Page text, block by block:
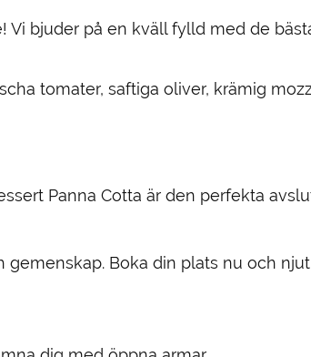
bjuder på en kväll fylld med de
tomater, saftiga oliver, krämig
Panna Cotta är den perfekta
Boka din plats nu och